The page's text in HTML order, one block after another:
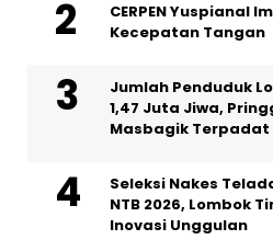
CERPEN Yuspianal
Kecepatan Tangan
Jumlah Penduduk
1,47 Juta Jiwa,
Masbagik Terpadat
Seleksi Nakes
NTB 2026, Lombok
Inovasi Unggulan